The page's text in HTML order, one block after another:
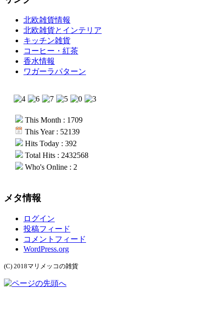
北欧雑貨情報
北欧雑貨とインテリア
キッチン雑貨
コーヒー・紅茶
香水情報
ワガーラパターン
This Month : 1709
This Year : 52139
Hits Today : 392
Total Hits : 2432568
Who's Online : 2
メタ情報
ログイン
投稿フィード
コメントフィード
WordPress.org
(C) 2018マリメッコの雑貨